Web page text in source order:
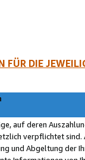
FÜR DIE
auf deren
verpflichtet
und Abgeltung der